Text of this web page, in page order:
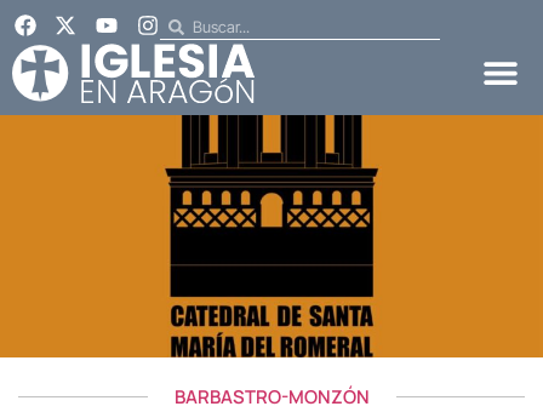
BARBASTRO-MONZÓN